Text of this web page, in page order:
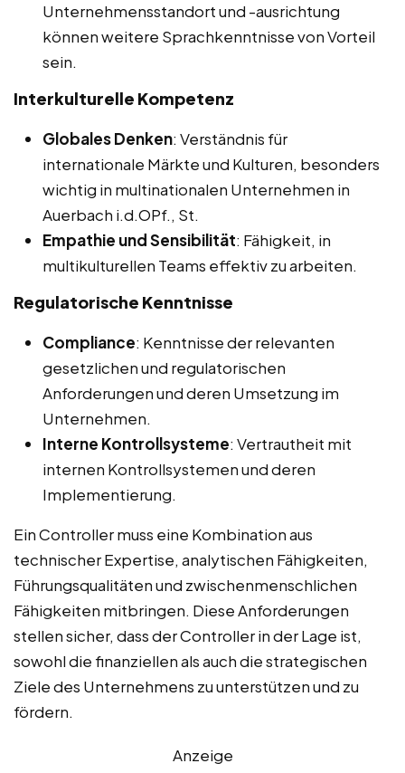
Unternehmensstandort und -ausrichtung
können weitere Sprachkenntnisse von Vorteil
sein.
Interkulturelle Kompetenz
Globales Denken: Verständnis für
internationale Märkte und Kulturen, besonders
wichtig in multinationalen Unternehmen in
Auerbach i.d.OPf., St.
Empathie und Sensibilität: Fähigkeit, in
multikulturellen Teams effektiv zu arbeiten.
Regulatorische Kenntnisse
Compliance: Kenntnisse der relevanten
gesetzlichen und regulatorischen
Anforderungen und deren Umsetzung im
Unternehmen.
Interne Kontrollsysteme: Vertrautheit mit
internen Kontrollsystemen und deren
Implementierung.
Ein Controller muss eine Kombination aus
technischer Expertise, analytischen Fähigkeiten,
Führungsqualitäten und zwischenmenschlichen
Fähigkeiten mitbringen. Diese Anforderungen
stellen sicher, dass der Controller in der Lage ist,
sowohl die finanziellen als auch die strategischen
Ziele des Unternehmens zu unterstützen und zu
fördern.
Anzeige